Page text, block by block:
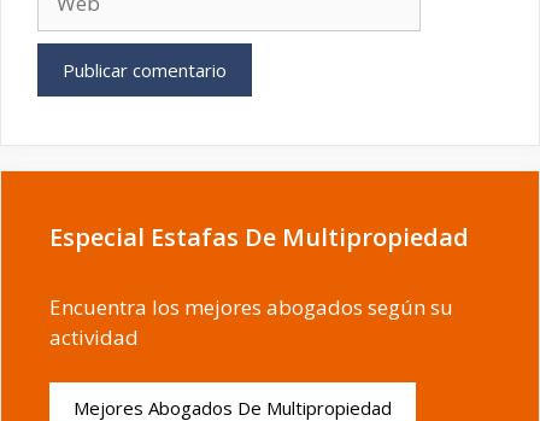
Especial Estafas De Multipropiedad
Encuentra los mejores abogados según su
actividad
Mejores Abogados De Multipropiedad